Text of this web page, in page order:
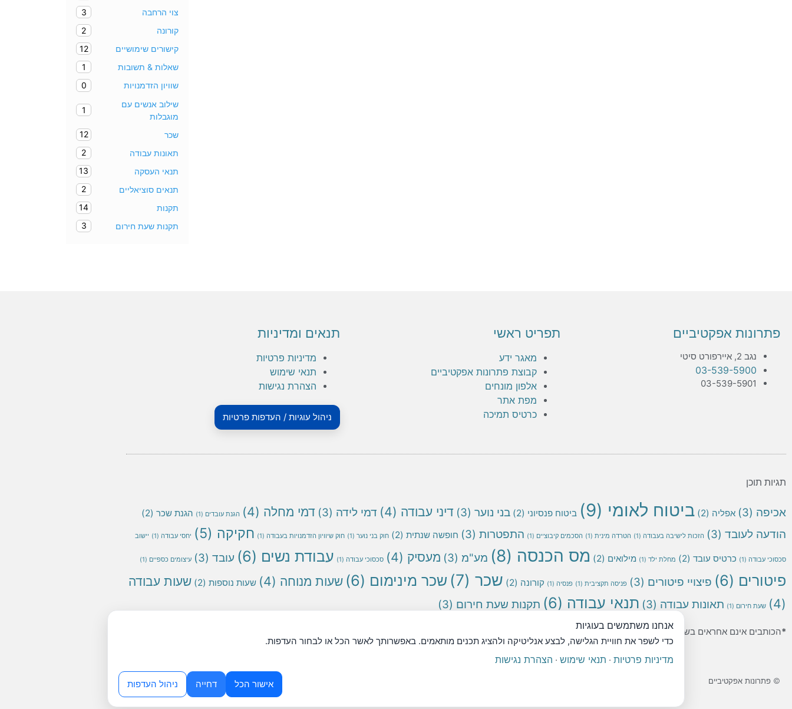
צוי הרחבה
3
קורונה
2
קישורים שימושיים
12
שאלות & תשובות
1
שוויון הזדמנויות
0
שילוב אנשים עם
מוגבלות
1
שכר
12
תאונות עבודה
2
תנאי העסקה
13
תנאים סוציאליים
2
תקנות
14
תקנות שעת חירום
3
פתרונות אפקטיביים
נגב 2, איירפורט סיטי
03-539-5900
03-539-5901
תפריט ראשי
מאגר ידע
קבוצת פתרונות אפקטיביים
אלפון מונחים
מפת אתר
כרטיס תמיכה
תנאים ומדיניות
מדיניות פרטיות
תנאי שימוש
הצהרת נגישות
ניהול עוגיות / העדפות פרטיות
תגיות תוכן
אכיפה (3) אפליה (2) ביטוח לאומי (9) ביטוח פנסיוני (2) בני נוער (3) דיני עבודה (4) דמי לידה (3) דמי מחלה (4) הגנת עובדים (1) הגנת שכר (2)
הודעה לעובד (3) הזכות לישיבה בעבודה (1) הטרדה מינית (1) הסכמים קיבוציים (1) התפטרות (3) חופשה שנתית (2) חוק בני נוער (1) חוק שיוויון הזדמנויות בעבודה (1) חקיקה (5) יחסי עבודה (1) יישוב
סכסוכי עבודה (1) כרטיס עובד (2) מחלת ילד (1) מילואים (2) מס הכנסה (8) מע"מ (3) מעסיק (4) סכסוכי עבודה (1) עבודת נשים (6) עובד (3) עיצומים כספיים (1)
פיטורים (6) פיצויי פיטורים (3) פניסה תקציבית (1) פנסיה (1) קורונה (2) שכר (7) שכר מינימום (6) שעות מנוחה (4) שעות נוספות (2)
שעות עבודה
(4)
שעת חירום (1) תאונות עבודה (3) תנאי עבודה (6) תקנות שעת חירום (3)
*הכותבים אינם אחראים בשום מקרה לשימוש שנעשה במידע המצוי באתר יש לראות את המידע המופיע באתר כהמלצה וכמידע עזר בלבד.
© פתרונות אפקטיביים
אנחנו משתמשים בעוגיות
כדי לשפר את חוויית הגלישה, לבצע אנליטיקה ולהציג תכנים מותאמים. באפשרותך לאשר הכל או לבחור העדפות.
מדיניות פרטיות · תנאי שימוש · הצהרת נגישות
אישור הכל דחייה ניהול העדפות